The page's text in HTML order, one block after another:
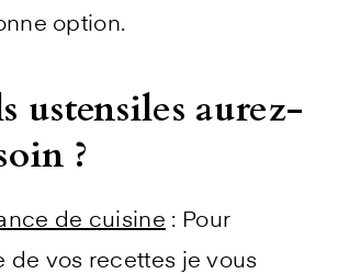
option.
ustensiles aurez-
?
de cuisine : Pour
de vos recettes je vous